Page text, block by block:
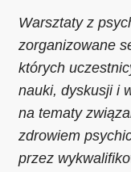
Warsztaty z
zorganizowane
których
nauki, dyskusji i
na tematy
zdrowiem
przez